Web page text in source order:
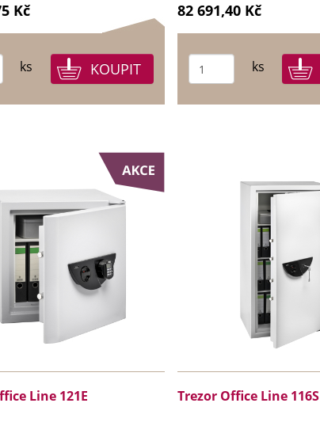
Kč
ks
82 691,40 Kč
ks
Line 121E Trezor Office Line 116S